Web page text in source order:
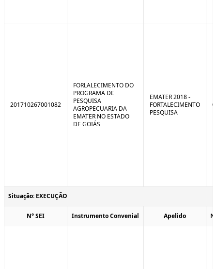
201710267001082
FORLALECIMENTO DO
PROGRAMA DE
PESQUISA
AGROPECUARIA DA
EMATER NO ESTADO
DE GOIÁS
EMATER 2018 -
FORTALECIMENTO
PESQUISA
Situação: EXECUÇÃO
N° SEI Instrumento Convenial Apelido